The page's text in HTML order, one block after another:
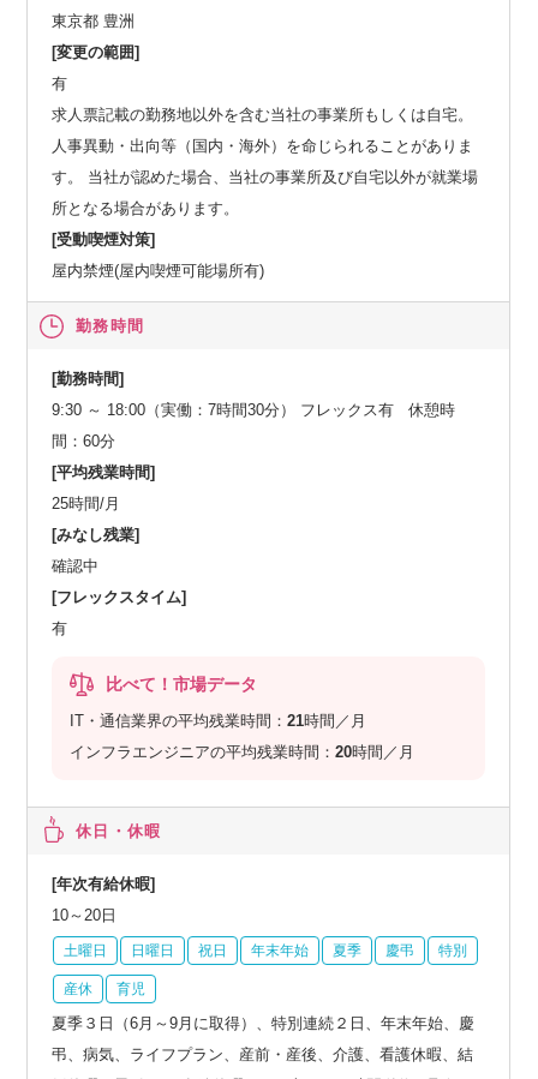
東京都 豊洲
[変更の範囲]
有
求人票記載の勤務地以外を含む当社の事業所もしくは自宅。
人事異動・出向等（国内・海外）を命じられることがありま
す。 当社が認めた場合、当社の事業所及び自宅以外が就業場
所となる場合があります。
[受動喫煙対策]
屋内禁煙(屋内喫煙可能場所有)
勤務時間
[勤務時間]
9:30 ～ 18:00（実働：7時間30分） フレックス有 休憩時
間：60分
[平均残業時間]
25時間/月
[みなし残業]
確認中
[フレックスタイム]
有
比べて！市場データ
IT・通信業界の平均残業時間：21時間／月
インフラエンジニアの平均残業時間：20時間／月
休日・休暇
[年次有給休暇]
10～20日
土曜日 日曜日 祝日 年末年始 夏季 慶弔 特別
産休 育児
夏季３日（6月～9月に取得）、特別連続２日、年末年始、慶
弔、病気、ライフプラン、産前・産後、介護、看護休暇、結